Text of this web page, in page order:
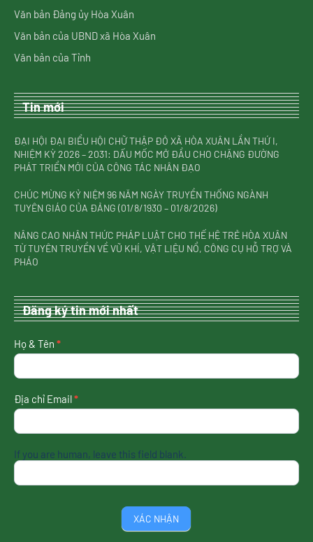
Văn bản Đảng ủy Hòa Xuân
Văn bản của UBND xã Hòa Xuân
Văn bản của Tỉnh
Tin mới
ĐẠI HỘI ĐẠI BIỂU HỘI CHỮ THẬP ĐỎ XÃ HÒA XUÂN LẦN THỨ I,
NHIỆM KỲ 2026 – 2031: DẤU MỐC MỞ ĐẦU CHO CHẶNG ĐƯỜNG
PHÁT TRIỂN MỚI CỦA CÔNG TÁC NHÂN ĐẠO
CHÚC MỪNG KỶ NIỆM 96 NĂM NGÀY TRUYỀN THỐNG NGÀNH
TUYÊN GIÁO CỦA ĐẢNG (01/8/1930 – 01/8/2026)
NÂNG CAO NHẬN THỨC PHÁP LUẬT CHO THẾ HỆ TRẺ HÒA XUÂN
TỪ TUYÊN TRUYỀN VỀ VŨ KHÍ, VẬT LIỆU NỔ, CÔNG CỤ HỖ TRỢ VÀ
PHÁO
Đăng ký tin mới nhất
nhận
tin
nhất
Họ & Tên *
Địa chỉ Email*
If you are human, leave this field blank.
XÁC NHẬN